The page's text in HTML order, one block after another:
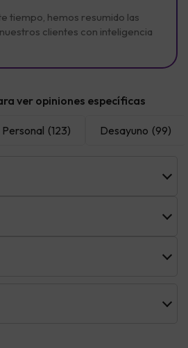
tiempo, hemos resumido las
clientes con inteligencia
ver opiniones específicas
Personal (123) Desayuno (99)